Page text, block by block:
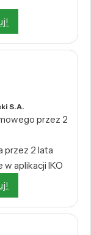
S.A.
przez 2
przez 2 lata
aplikacji IKO